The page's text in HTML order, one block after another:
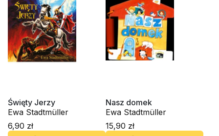
Święty Jerzy
Ewa Stadtmüller
6,90 zł
Nasz domek
Ewa Stadtmüller
15,90 zł